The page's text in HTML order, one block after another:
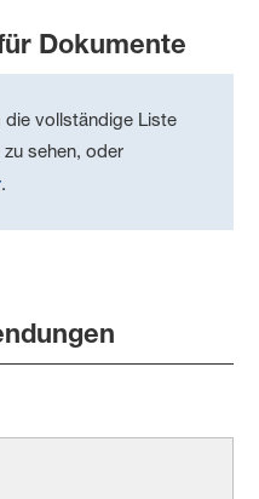
Dokumente
die vollständige Liste
sehen, oder
.